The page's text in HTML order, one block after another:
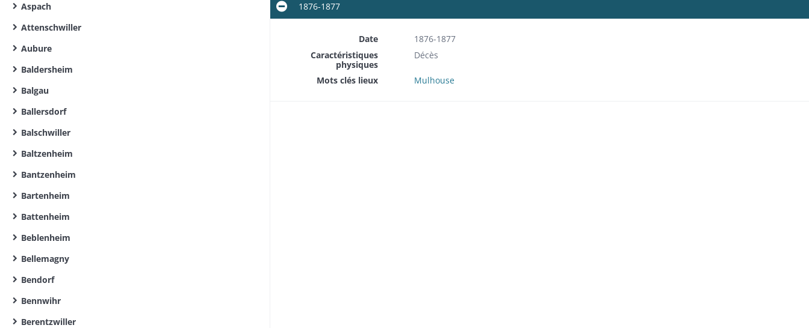
Aspach
Attenschwiller
Aubure
Baldersheim
Balgau
Ballersdorf
Balschwiller
Baltzenheim
Bantzenheim
Bartenheim
Battenheim
Beblenheim
Bellemagny
Bendorf
Bennwihr
Berentzwiller
1876-1877
Date
1876-1877
Caractéristiques
physiques
Décès
Mots clés lieux Mulhouse